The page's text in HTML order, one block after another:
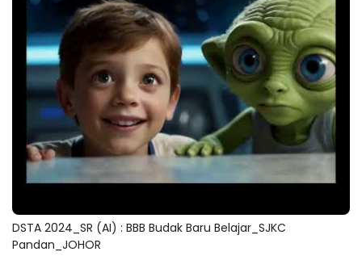
DSTA 2024_SR (AI) : BBB Budak Baru Belajar_SJKC
Pandan_JOHOR